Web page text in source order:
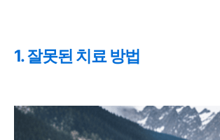
1. 잘못된 치료 방법